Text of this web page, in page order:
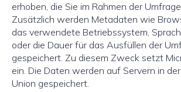
erhoben, die Sie im Rahmen der
Zusätzlich werden Metadaten wie
das verwendete Betriebssystem,
oder die Dauer für das Ausfüllen der
gespeichert. Zu diesem Zweck setzt
ein. Die Daten werden auf Servern in
Union gespeichert.